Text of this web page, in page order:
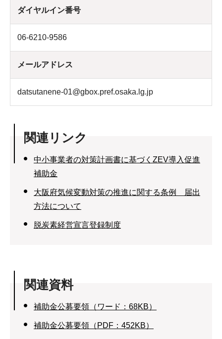
ダイヤルイン番号
06-6210-9586
メールアドレス
datsutanene-01@gbox.pref.osaka.lg.jp
関連リンク
中小事業者の対策計画書に基づくZEV導入促進
補助金
大阪府気候変動対策の推進に関する条例 届出
方法について
脱炭素経営宣言登録制度
関連資料
補助金公募要領（ワード：68KB）
補助金公募要領（PDF：452KB）